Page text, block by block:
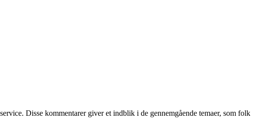
Disse kommentarer giver et indblik i de gennemgående temaer, som folk